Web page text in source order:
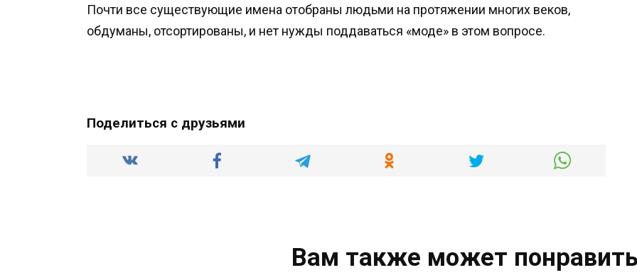
Почти все существующие имена отобраны людьми на протяжении многих веков,
обдуманы, отсортированы, и нет нужды поддаваться «моде» в этом вопросе.
Поделиться с друзьями
Вам также может